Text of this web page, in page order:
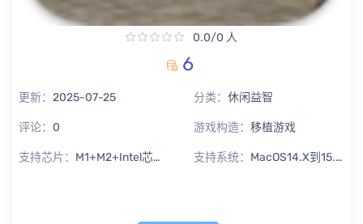
0.0/0 人
6
更新： 2025-07-25 分类： 休闲益智
评论： 0 游戏构造： 移植游戏
支持芯片： M1+M2+Intel芯片通用 支持系统： MacOS14.X到15.X Sequoia